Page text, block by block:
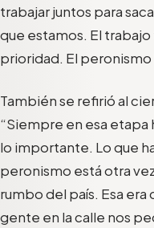
trabajar juntos para
que estamos. El
prioridad. El peronismo
También se refirió al
“Siempre en esa etapa
lo importante. Lo que
peronismo está otra
rumbo del país. Esa
gente en la calle nos